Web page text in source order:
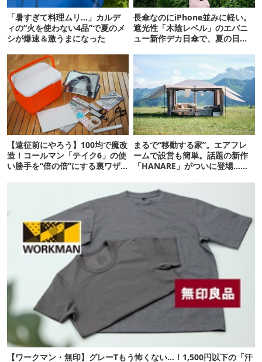
「暑すぎて料理ムリ…」カルデ
ィの“火を使わない4品”で夏のメ
シが爆速＆激うまになった
長傘なのにiPhone並みに軽い。
遮光性「木陰レベル」のエバニ
ュー新作デカ日傘で、夏の日焼
【遠征前にやろう】100均で魔改
造！コールマン「テイク6」の使
い勝手を“倍の倍”にする裏ワザ6
まるで“移動する家”。エアフレ
ームで設営も簡単。話題の新作
「HANARE」がついに登場…！
【ワークマン・無印】グレーTもう怖くない…！1,500円以下の「汗